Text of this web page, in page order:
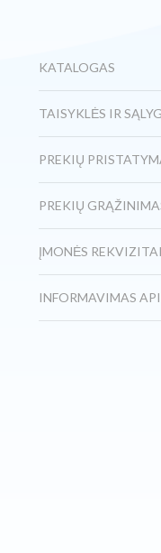
KATALOGAS
TAISYKLĖS IR
PREKIŲ
PREKIŲ
ĮMONĖS REKVIZITAI
INFORMAVIMAS